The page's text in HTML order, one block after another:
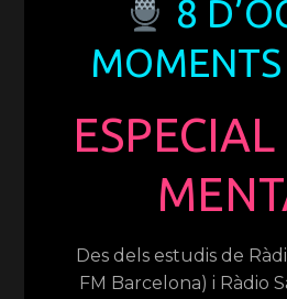
8
Des dels estudis de
FM Barcelona) i Ràdio